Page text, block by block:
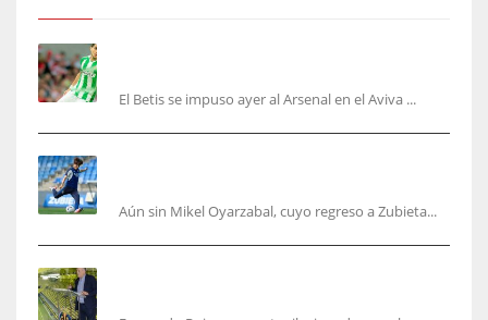
El Betis se impuso ayer al Arsenal en el Aviva ...
Aún sin Mikel Oyarzabal, cuyo regreso a Zubieta...